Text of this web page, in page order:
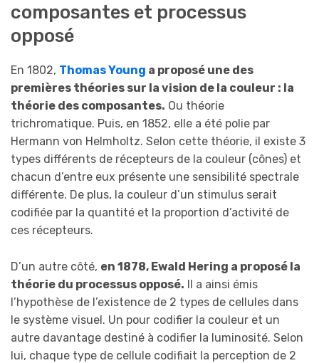
composantes et processus
opposé
En 1802, Thomas Young a proposé une des
premières théories sur la vision de la couleur : la
théorie des composantes. Ou théorie
trichromatique. Puis, en 1852, elle a été polie par
Hermann von Helmholtz. Selon cette théorie, il existe 3
types différents de récepteurs de la couleur (cônes) et
chacun d’entre eux présente une sensibilité spectrale
différente. De plus, la couleur d’un stimulus serait
codifiée par la quantité et la proportion d’activité de
ces récepteurs.
D’un autre côté, en 1878, Ewald Hering a proposé la
théorie du processus opposé. Il a ainsi émis
l’hypothèse de l’existence de 2 types de cellules dans
le système visuel. Un pour codifier la couleur et un
autre davantage destiné à codifier la luminosité. Selon
lui, chaque type de cellule codifiait la perception de 2